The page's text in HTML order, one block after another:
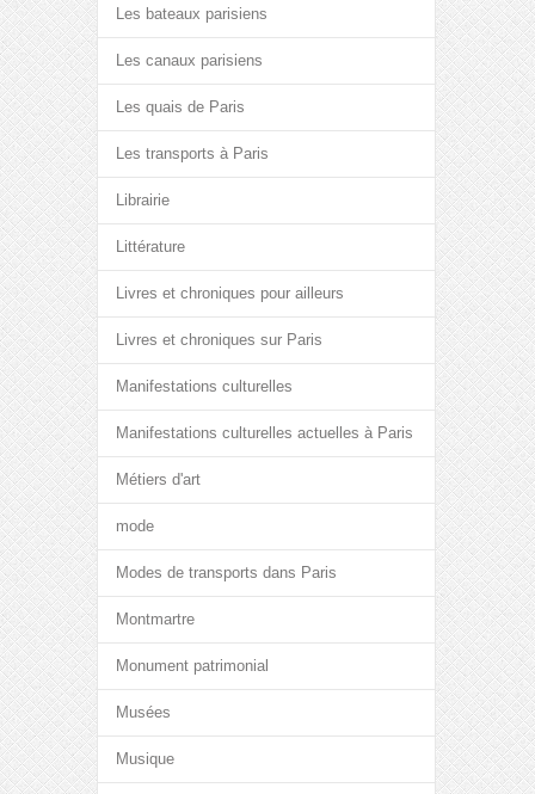
Les bateaux parisiens
Les canaux parisiens
Les quais de Paris
Les transports à Paris
Librairie
Littérature
Livres et chroniques pour ailleurs
Livres et chroniques sur Paris
Manifestations culturelles
Manifestations culturelles actuelles à Paris
Métiers d'art
mode
Modes de transports dans Paris
Montmartre
Monument patrimonial
Musées
Musique